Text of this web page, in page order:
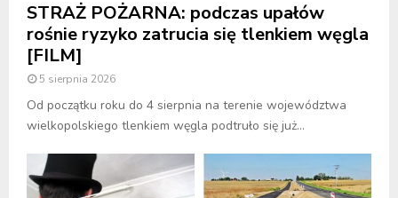
STRAŻ POŻARNA: podczas upałów
rośnie ryzyko zatrucia się tlenkiem węgla
[FILM]
5 sierpnia 2026
Od początku roku do 4 sierpnia na terenie województwa
wielkopolskiego tlenkiem węgla podtruło się już...